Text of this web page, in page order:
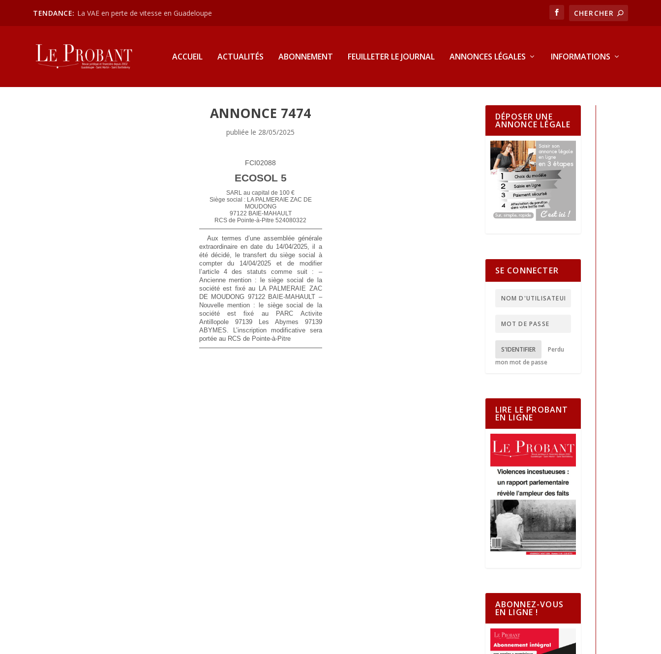
TENDANCE: La VAE en perte de vitesse en Guadeloupe
ACCUEIL ACTUALITÉS ABONNEMENT FEUILLETER LE JOURNAL ANNONCES LÉGALES INFORMATIONS
ANNONCE 7474
publiée le 28/05/2025
FCI02088
ECOSOL 5
SARL au capital de 100 €
Siège social : LA PALMERAIE ZAC DE
MOUDONG
97122 BAIE-MAHAULT
RCS de Pointe-à-Pitre 524080322
Aux termes d’une assemblée générale
extraordinaire en date du 14/04/2025, il a
été décidé, le transfert du siège social à
compter du 14/04/2025 et de modifier
l’article 4 des statuts comme suit : –
Ancienne mention :
le siège social de la
société est fixé au LA PALMERAIE ZAC
DE MOUDONG 97122 BAIE-MAHAULT –
Nouvelle mention :
le siège social de la
société est fixé au PARC Activite
Antillopole 97139 Les Abymes 97139
ABYMES. L’inscription modificative sera
portée au RCS de Pointe-à-Pitre
DÉPOSER UNE
ANNONCE LÉGALE
SE CONNECTER
S'IDENTIFIER
Perdu
mon mot de passe
LIRE LE PROBANT
EN LIGNE
ABONNEZ-VOUS
EN LIGNE !